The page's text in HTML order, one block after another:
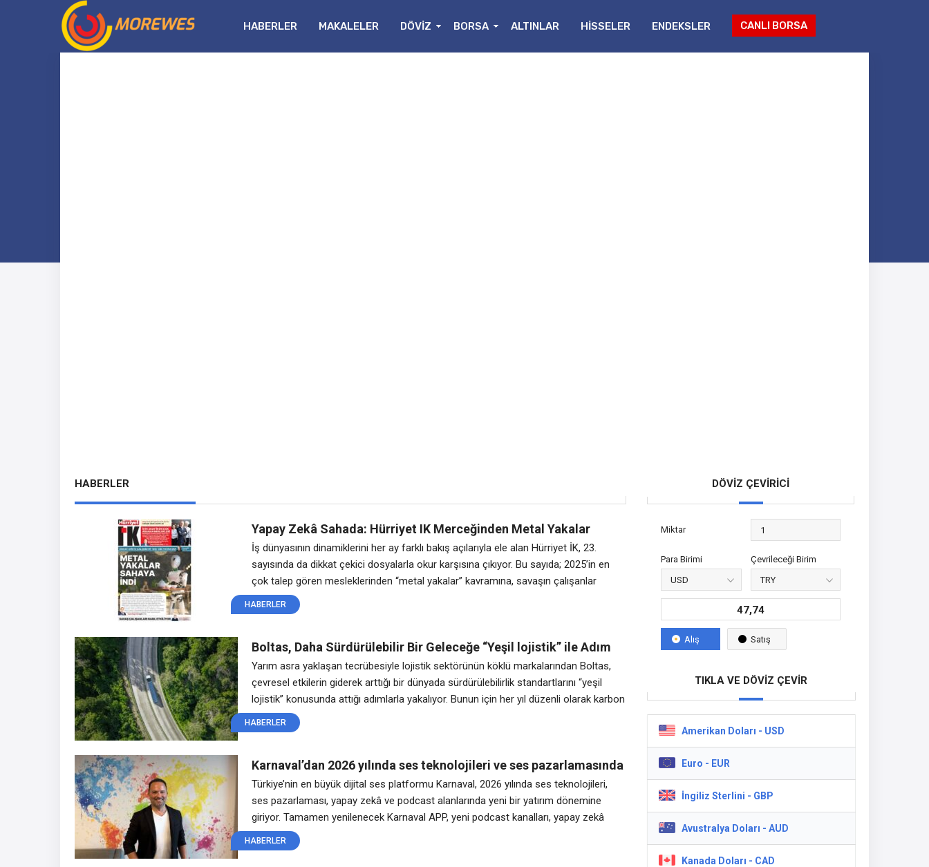
HABERLER MAKALELER DÖVİZ BORSA ALTINLAR HİSSELER ENDEKSLER CANLI BORSA
HABERLER
Yapay Zekâ Sahada: Hürriyet IK Merceğinden Metal Yakalar
İş dünyasının dinamiklerini her ay farklı bakış açılarıyla ele alan Hürriyet İK, 23.
sayısında da dikkat çekici dosyalarla okur karşısına çıkıyor. Bu sayıda; 2025’in en
çok talep gören mesleklerinden “metal yakalar” kavramına, savaşın çalışanlar
üzerindeki etkilerinden iş dünyasının dönüşen tanımına kadar pek çok güncel ve
çarpıcı konu derinlemesine inceleniyor. Hürriyet İK, 5 Nisan Pazar günü
HABERLER
Boltas, Daha Sürdürülebilir Bir Geleceğe “Yeşil lojistik” ile Adım
Atıyor
Yarım asra yaklaşan tecrübesiyle lojistik sektörünün köklü markalarından Boltas,
çevresel etkilerin giderek arttığı bir dünyada sürdürülebilirlik standartlarını “yeşil
lojistik” konusunda attığı adımlarla yakalıyor. Bunun için her yıl düzenli olarak karbon
ayak izi raporlamasını yapan ve tüm iyileştirmeleri veriye dayalı şekilde yöneten
firma, EURO 6 motorlu araç kullanımını da destekleyerek taşımacılık kaynaklı
HABERLER
Karnaval’dan 2026 yılında ses teknolojileri ve ses pazarlamasında
yeni yatırım hamlesi
Türkiye’nin en büyük dijital ses platformu Karnaval, 2026 yılında ses teknolojileri,
ses pazarlaması, yapay zekâ ve podcast alanlarında yeni bir yatırım dönemine
giriyor. Tamamen yenilenecek Karnaval APP, yeni podcast kanalları, yapay zekâ
destekli sesli reklam çözümleri ve kişiselleştirilmiş kullanıcı deneyimleriyle dijital ses
ekosisteminde yeni bir standart oluşturacak. Karnaval; kültür-sanat sponsorlukları,
HABERLER
DÖVİZ ÇEVİRİCİ
Miktar
Para Birimi Çevrileceği Birim
47,74
Alış Satış
TIKLA VE DÖVİZ ÇEVİR
Amerikan Doları - USD
Euro - EUR
İngiliz Sterlini - GBP
Avustralya Doları - AUD
Kanada Doları - CAD